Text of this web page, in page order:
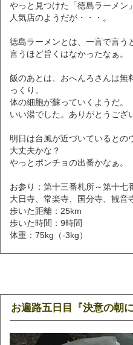
やっと見つけた「徳島ラーメン
人気店のようだが・・・。
徳島ラーメンとは、一言で言う
言うほど旨くはなかったなぁ。
飯のあとは、おへんろさんは無
っくり。
体の細胞が蘇っていくようだ。
いい湯でした。ありがとうござ
明日は台風が近づいているとの
大丈夫かな？
やっとポンチョの出番かなぁ。
お参り：第十三番札所～第十七
大日寺、常楽寺、国分寺、観音
歩いた距離：25km
歩いた時間：9時間
体重：75kg（‐3kg）
お遍路五日目『決意の朝